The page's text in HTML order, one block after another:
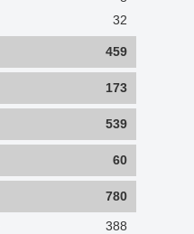
32
459
173
539
60
780
388